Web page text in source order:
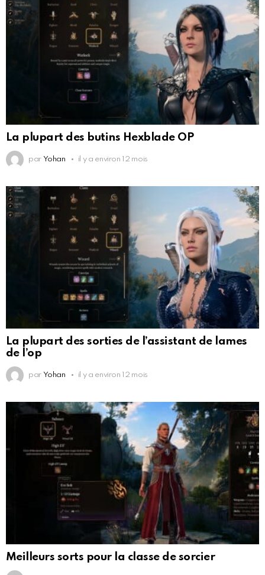
La plupart des butins Hexblade OP
par Yohan il y a environ 12 mois
La plupart des sorties de l’assistant de lames
de l’op
par Yohan il y a environ 12 mois
Meilleurs sorts pour la classe de sorcier